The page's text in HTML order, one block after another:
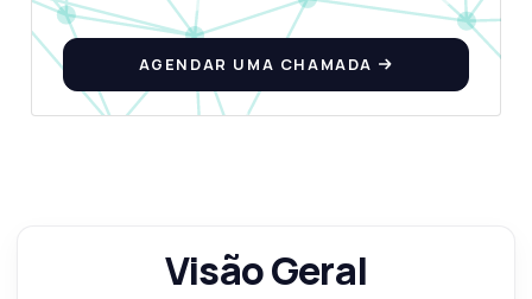
AGENDAR UMA CHAMADA
Visão Geral